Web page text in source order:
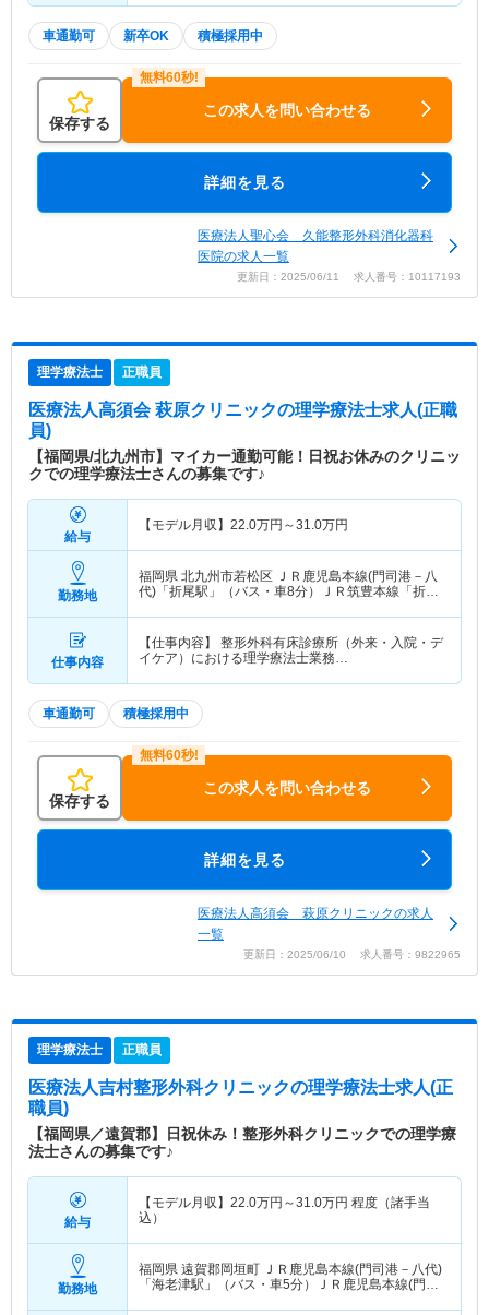
車通勤可 新卒OK 積極採用中
保存する
この求人を問い合わせる
詳細を見る
医療法人聖心会 久能整形外科消化器科
医院の求人一覧
更新日：2025/06/11 求人番号：10117193
理学療法士 正職員
医療法人高須会 萩原クリニックの理学療法士求人(正職
員)
【福岡県/北九州市】マイカー通勤可能！日祝お休みのクリニッ
クでの理学療法士さんの募集です♪
給与
【モデル月収】 22.0万円～31.0万円
勤務地
福岡県 北九州市若松区
ＪＲ鹿児島本線(門司港－八
代)「折尾駅」（バス・車8分）ＪＲ筑豊本線「折尾
仕事内容
【仕事内容】 整形外科有床診療所（外来・入院・デ
イケア）における理学療法士業務…
車通勤可 積極採用中
保存する
この求人を問い合わせる
詳細を見る
医療法人高須会 萩原クリニックの求人
一覧
更新日：2025/06/10 求人番号：9822965
理学療法士 正職員
医療法人吉村整形外科クリニックの理学療法士求人(正
職員)
【福岡県／遠賀郡】日祝休み！整形外科クリニックでの理学療
法士さんの募集です♪
給与
【モデル月収】 22.0万円～31.0万円 程度（諸手当
込）
勤務地
福岡県 遠賀郡岡垣町
ＪＲ鹿児島本線(門司港－八代)
「海老津駅」（バス・車5分）ＪＲ鹿児島本線(門司